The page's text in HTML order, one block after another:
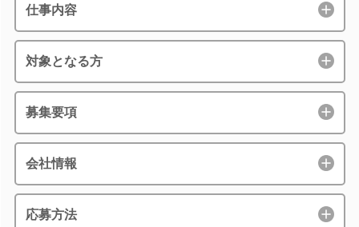
仕事内容
対象となる方
募集要項
会社情報
応募方法